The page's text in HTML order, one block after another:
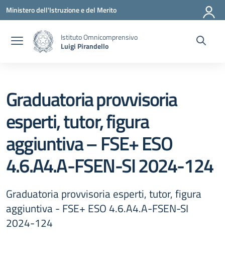
Vai ai contenuti
Vai al menu di navigazione
Vai al footer
Ministero dell'Istruzione e del Merito
Istituto Omnicomprensivo
Luigi Pirandello
Graduatoria provvisoria
esperti, tutor, figura
aggiuntiva – FSE+ ESO
4.6.A4.A-FSEN-SI 2024-124
Graduatoria provvisoria esperti, tutor, figura
aggiuntiva - FSE+ ESO 4.6.A4.A-FSEN-SI
2024-124